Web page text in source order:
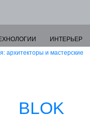
ИНТЕРЬЕР
архитекторы и мастерские
BLOK